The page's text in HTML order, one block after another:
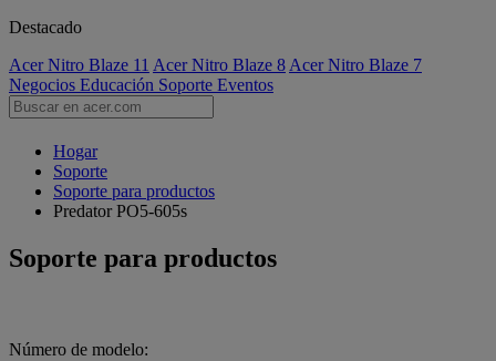
Destacado
Acer Nitro Blaze 11 Acer Nitro Blaze 8 Acer Nitro Blaze 7
Negocios Educación Soporte Eventos
Hogar
Soporte
Soporte para productos
Predator PO5-605s
Soporte para productos
Número de modelo: